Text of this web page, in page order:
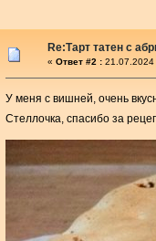
Re:Тарт татен с
« Ответ #2 :
У меня с вишней, очень
Стеллочка, спасибо за